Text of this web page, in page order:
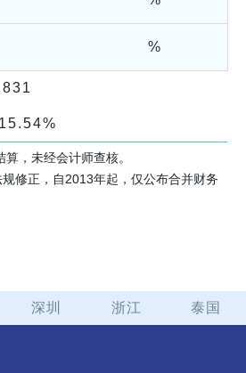
%
15.54%
，未经会计师查核。
修正，自2013年起，仅公布合并财务
深圳 浙江 泰国